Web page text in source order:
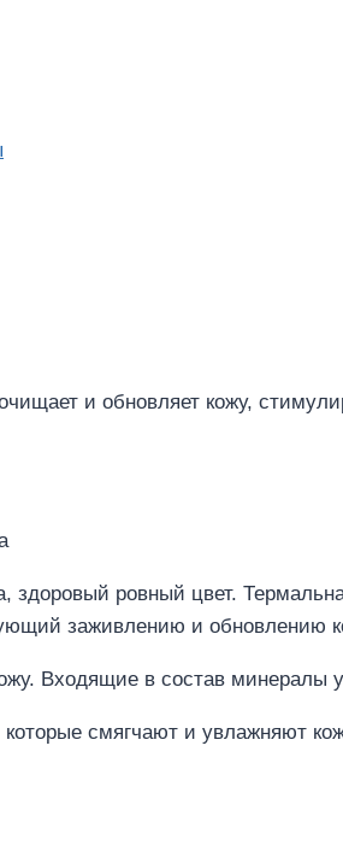
и обновляет кожу,
здоровый ровный цвет.
заживлению и обновлению
Входящие в состав минералы
смягчают и увлажняют